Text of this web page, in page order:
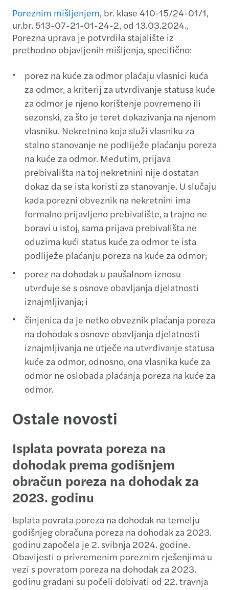
Poreznim mišljenjem, br. klase 410-15/24-01/1,
ur.br. 513-07-21-01-24-2, od 13.03.2024.,
Porezna uprava je potvrdila stajalište iz
prethodno objavljenih mišljenja, specifično:
porez na kuće za odmor plaćaju vlasnici kuća
za odmor, a kriterij za utvrđivanje statusa kuće
za odmor je njeno korištenje povremeno ili
sezonski, za što je teret dokazivanja na njenom
vlasniku. Nekretnina koja služi vlasniku za
stalno stanovanje ne podliježe plaćanju poreza
na kuće za odmor. Međutim, prijava
prebivališta na toj nekretnini nije dostatan
dokaz da se ista koristi za stanovanje. U slučaju
kada porezni obveznik na nekretnini ima
formalno prijavljeno prebivalište, a trajno ne
boravi u istoj, sama prijava prebivališta ne
oduzima kući status kuće za odmor te ista
podliježe plaćanju poreza na kuće za odmor;
porez na dohodak u paušalnom iznosu
utvrđuje se s osnove obavljanja djelatnosti
iznajmljivanja; i
činjenica da je netko obveznik plaćanja poreza
na dohodak s osnove obavljanja djelatnosti
iznajmljivanja ne utječe na utvrđivanje statusa
kuće za odmor, odnosno, ona vlasnika kuće za
odmor ne oslobađa plaćanja poreza na kuće za
odmor.
Ostale novosti
Isplata povrata poreza na
dohodak prema godišnjem
obračun poreza na dohodak za
2023. godinu
Isplata povrata poreza na dohodak na temelju
godišnjeg obračuna poreza na dohodak za 2023.
godinu započela je 2. svibnja 2024. godine.
Obavijesti o privremenim poreznim rješenjima u
vezi s povratom poreza na dohodak za 2023.
godinu građani su počeli dobivati od 22. travnja